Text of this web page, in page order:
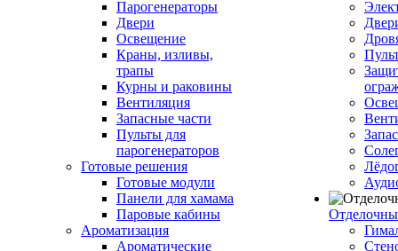
Парогенераторы
Двери
Освещение
Краны, изливы,
трапы
Курны и раковины
Вентиляция
Запасные части
Пульты для
парогенераторов
Готовые решения
Готовые модули
Панели для хамама
Паровые кабины
Ароматизация
Ароматические